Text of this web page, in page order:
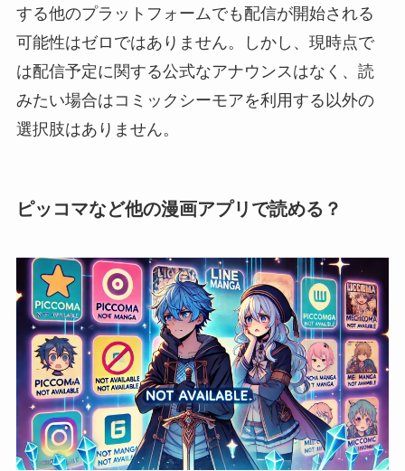
する他のプラットフォームでも配信が開始される
可能性はゼロではありません。しかし、現時点で
は配信予定に関する公式なアナウンスはなく、読
みたい場合はコミックシーモアを利用する以外の
選択肢はありません。
ピッコマなど他の漫画アプリで読める？